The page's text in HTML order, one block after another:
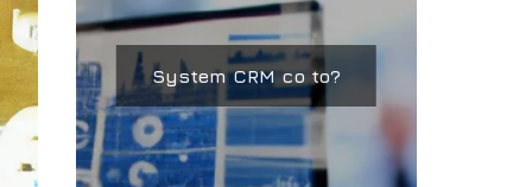
System CRM co to?